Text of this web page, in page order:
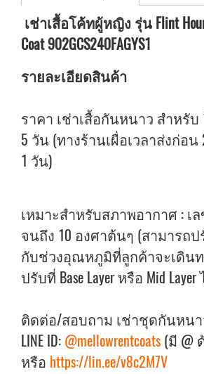
เช่าเสื้อโค้ทผู้หญิง รุ่น Flint
Coat 902GCS240FAGYS1
รายละเอียดสินค้า
ราคา เช่าเสื้อกันหนาว สำหรับ
5 วัน (ทางร้านเผื่อเวลาส่งก่อ
1 วัน)
เหมาะสำหรับสภาพอากาศ : เ
จนถึง 10 องศาต้นๆ (สามารถ
กับช่วงอุณหภูมิที่ลูกค้าจะเดินท
ปรับที่ Base Layer หรือ Mid
ติดต่อ/สอบถาม เช่าชุดกันหน
LINE ID: @mellowrentcoats (มี @
หรือ https://lin.ee/v8c2M7V